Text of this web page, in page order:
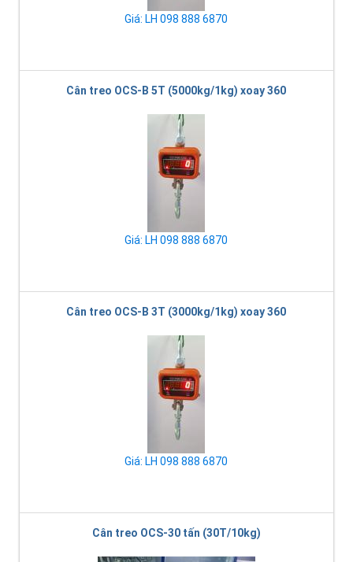
Giá: LH 098 888 6870
Cân treo OCS-B 5T (5000kg/1kg) xoay 360
Giá: LH 098 888 6870
Cân treo OCS-B 3T (3000kg/1kg) xoay 360
Giá: LH 098 888 6870
Cân treo OCS-30 tấn (30T/10kg)